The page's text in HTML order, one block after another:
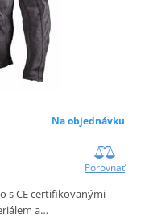
Na objednávku
Porovnať
s CE certifikovanými
a…